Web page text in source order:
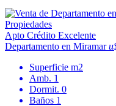
Apto Crédito Excelente
Departamento en Miramar
Superficie m2
Amb. 1
Dormit. 0
Baños 1